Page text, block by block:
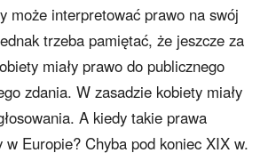
może interpretować prawo na swój
trzeba pamiętać, że jeszcze za
miały prawo do publicznego
zdania. W zasadzie kobiety miały
A kiedy takie prawa
w Europie? Chyba pod koniec XIX w.